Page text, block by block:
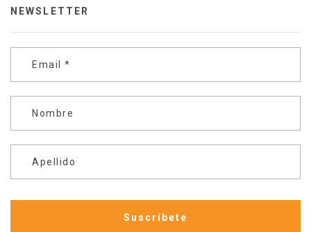
NEWSLETTER
Email *
Nombre
Apellido